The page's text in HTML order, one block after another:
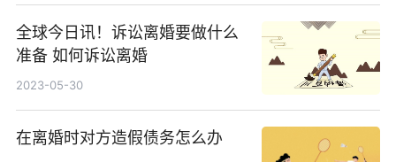
全球今日讯！诉讼离婚要做什么
准备 如何诉讼离婚
2023-05-30
在离婚时对方造假债务怎么办